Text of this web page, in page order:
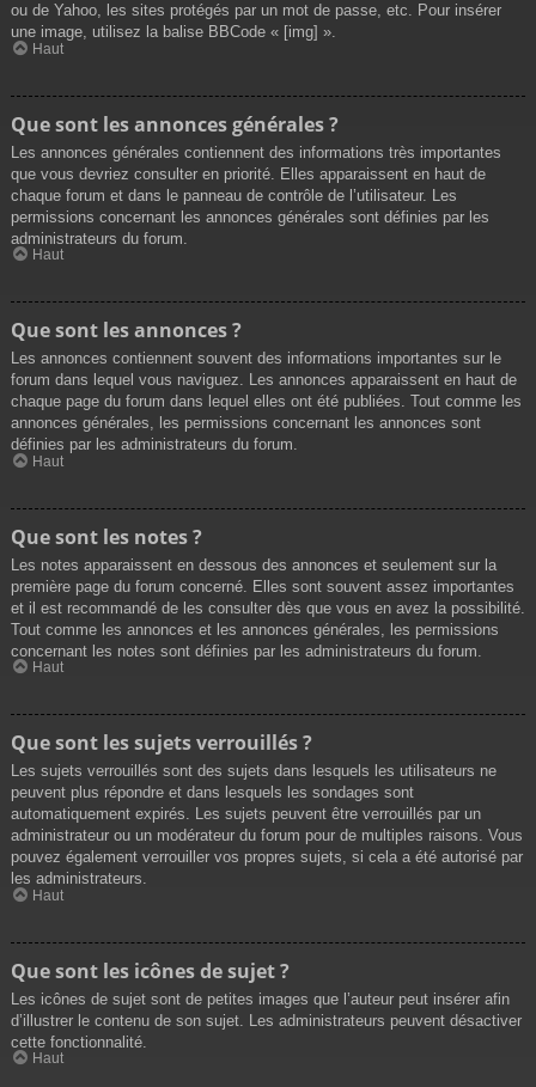
ou de Yahoo, les sites protégés par un mot de passe, etc. Pour insérer
une image, utilisez la balise BBCode « [img] ».
Haut
Que sont les annonces générales ?
Les annonces générales contiennent des informations très importantes
que vous devriez consulter en priorité. Elles apparaissent en haut de
chaque forum et dans le panneau de contrôle de l’utilisateur. Les
permissions concernant les annonces générales sont définies par les
administrateurs du forum.
Haut
Que sont les annonces ?
Les annonces contiennent souvent des informations importantes sur le
forum dans lequel vous naviguez. Les annonces apparaissent en haut de
chaque page du forum dans lequel elles ont été publiées. Tout comme les
annonces générales, les permissions concernant les annonces sont
définies par les administrateurs du forum.
Haut
Que sont les notes ?
Les notes apparaissent en dessous des annonces et seulement sur la
première page du forum concerné. Elles sont souvent assez importantes
et il est recommandé de les consulter dès que vous en avez la possibilité.
Tout comme les annonces et les annonces générales, les permissions
concernant les notes sont définies par les administrateurs du forum.
Haut
Que sont les sujets verrouillés ?
Les sujets verrouillés sont des sujets dans lesquels les utilisateurs ne
peuvent plus répondre et dans lesquels les sondages sont
automatiquement expirés. Les sujets peuvent être verrouillés par un
administrateur ou un modérateur du forum pour de multiples raisons. Vous
pouvez également verrouiller vos propres sujets, si cela a été autorisé par
les administrateurs.
Haut
Que sont les icônes de sujet ?
Les icônes de sujet sont de petites images que l’auteur peut insérer afin
d’illustrer le contenu de son sujet. Les administrateurs peuvent désactiver
cette fonctionnalité.
Haut